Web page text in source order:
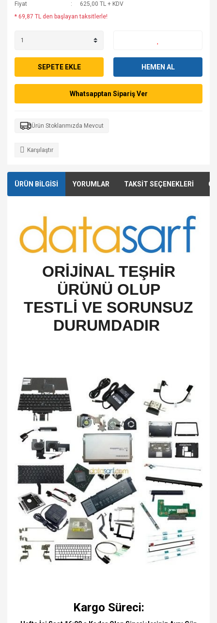
Fiyat
625,00 TL + KDV
* 69,87 TL den başlayan taksitlerle!
SEPETE EKLE HEMEN AL
Whatsapptan Sipariş Ver
Ürün Stoklarımızda Mevcut
Karşılaştır
ÜRÜN BİLGİSİ YORUMLAR TAKSİT SEÇENEKLERİ
ORİJİNAL TEŞHİR
ÜRÜNÜ OLUP
TESTLİ VE SORUNSUZ
DURUMDADIR
Kargo Süreci: